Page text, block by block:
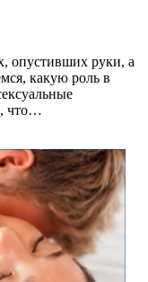
опустивших руки, а
какую роль в
что…